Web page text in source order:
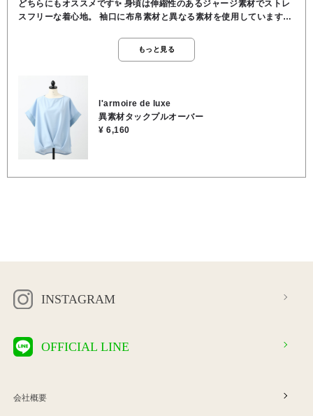
どちらにもオススメです✨️ 身頃は伸縮性のあるジャージ素材でストレ
スフリーな着心地。 袖口に布帛素材と異なる素材を使用しています☺️
りをゆったりカバーしてくれるのが嬉しいポイントです💡 フロントの
裾には立体感のあるタックデザインが施されていて、ボトムにインし
パンツスタイルにもピッタリです☆ ご自宅でのお洗濯もOKです。 素
材 本体／ポリエステル100％ 別布／再生繊維(セルロー
ス)74％、ポリエステル26％
もっと見る
l'armoire de luxe
異素材タックプルオーバー
¥ 6,160
INSTAGRAM
OFFICIAL LINE
会社概要